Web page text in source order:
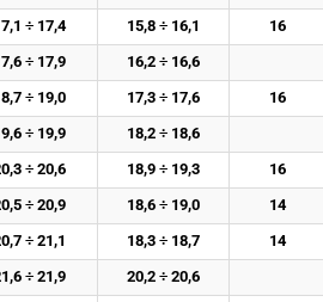
÷ 17,4
15,8 ÷ 16,1 16
÷ 17,9
16,2 ÷ 16,6
÷ 19,0
17,3 ÷ 17,6 16
÷ 19,9
18,2 ÷ 18,6
÷ 20,6
18,9 ÷ 19,3 16
÷ 20,9
18,6 ÷ 19,0 14
÷ 21,1
18,3 ÷ 18,7 14
÷ 21,9
20,2 ÷ 20,6